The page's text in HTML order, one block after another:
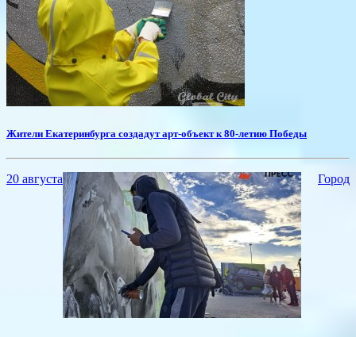
Жители Екатеринбурга создадут арт-объект к 80-летию Победы
20 августа Город